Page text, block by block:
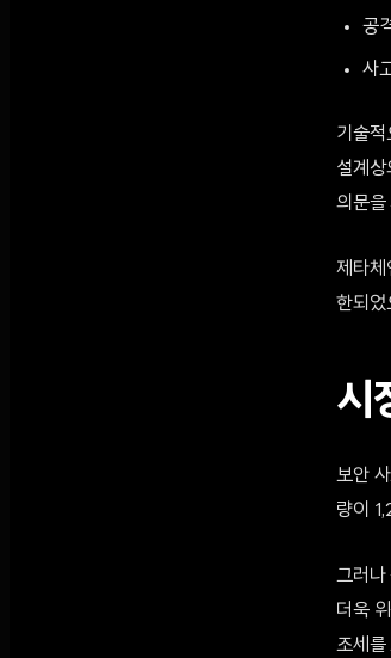
공
사
기술
설계상
의문을
제타체
한되었
시
보안
량이
그러나
더욱
조세를